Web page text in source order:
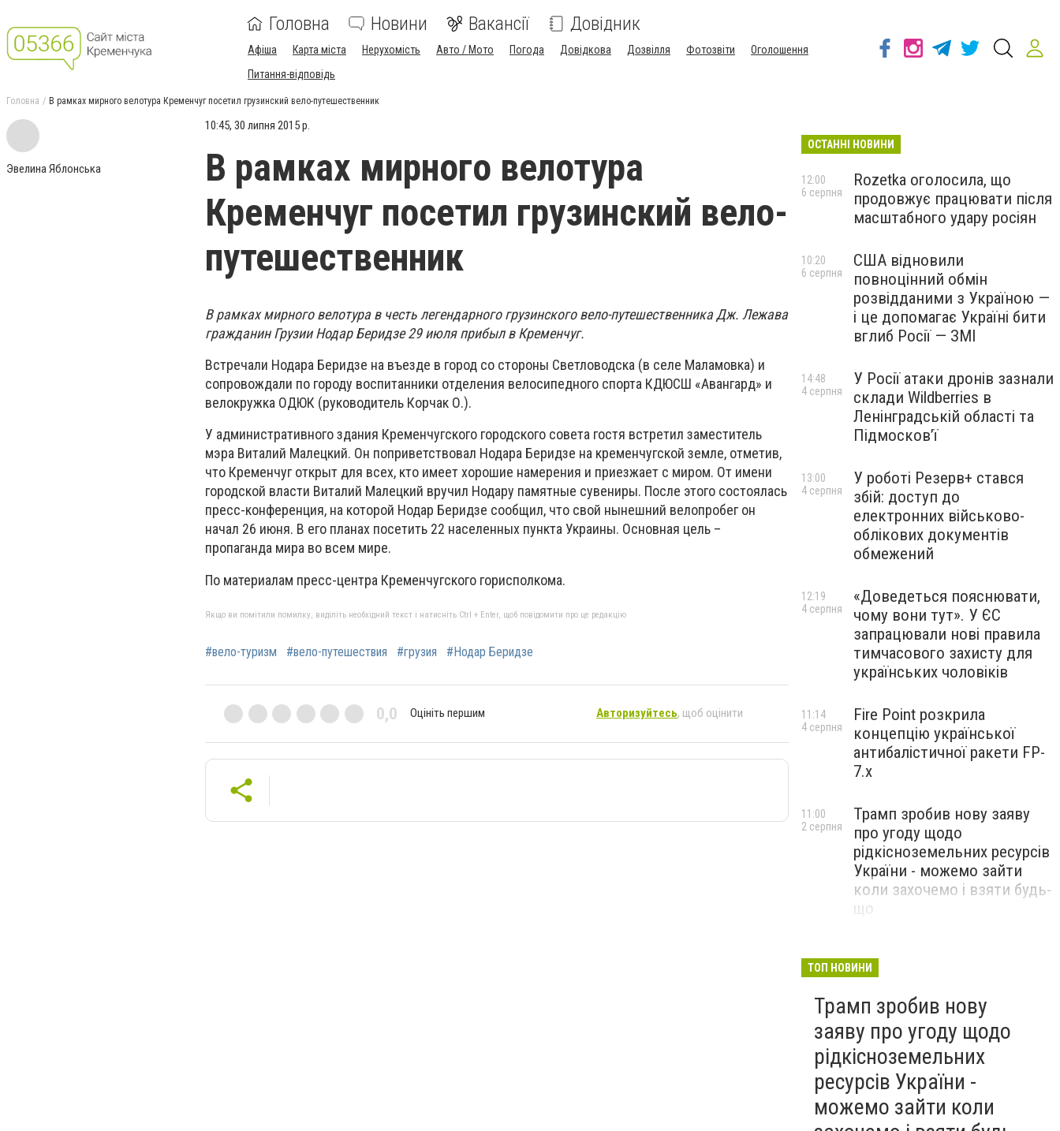
Головна Новини Вакансії Довідник
Афіша Карта міста Нерухомість Авто / Мото Погода Довідкова Дозвілля Фотозвіти
Оголошення
Питання-відповідь
Головна В рамках мирного велотура Кременчуг посетил грузинский вело-путешественник
Эвелина Яблонська
10:45, 30 липня 2015 р.
В рамках мирного велотура
Кременчуг посетил грузинский вело-
путешественник
В рамках мирного велотура в честь легендарного грузинского вело-путешественника Дж. Лежава
гражданин Грузии Нодар Беридзе 29 июля прибыл в Кременчуг.
Встречали Нодара Беридзе на въезде в город со стороны Светловодска (в селе Маламовка) и
сопровождали по городу воспитанники отделения велосипедного спорта КДЮСШ «Авангард» и
велокружка ОДЮК (руководитель Корчак О.).
У административного здания Кременчугского городского совета гостя встретил заместитель
мэра Виталий Малецкий. Он поприветствовал Нодара Беридзе на кременчугской земле, отметив,
что Кременчуг открыт для всех, кто имеет хорошие намерения и приезжает с миром. От имени
городской власти Виталий Малецкий вручил Нодару памятные сувениры. После этого состоялась
пресс-конференция, на которой Нодар Беридзе сообщил, что свой нынешний велопробег он
начал 26 июня. В его планах посетить 22 населенных пункта Украины. Основная цель –
пропаганда мира во всем мире.
По материалам пресс-центра Кременчугского горисполкома.
Якщо ви помітили помилку, виділіть необхідний текст і натисніть Ctrl + Enter, щоб повідомити про це редакцію
#вело-туризм #вело-путешествия #грузия #Нодар Беридзе
0,0 Оцініть першим Авторизуйтесь, щоб оцінити
ОСТАННІ НОВИНИ
Rozetka оголосила, що
продовжує працювати після
масштабного удару росіян
12:00
6 серпня
США відновили
повноцінний обмін
розвідданими з Україною —
і це допомагає Україні бити
вглиб Росії — ЗМІ
10:20
6 серпня
У Росії атаки дронів зазнали
склади Wildberries в
Ленінградській області та
Підмосков’ї
14:48
4 серпня
У роботі Резерв+ стався
збій: доступ до
електронних військово-
облікових документів
обмежений
13:00
4 серпня
«Доведеться пояснювати,
чому вони тут». У ЄС
запрацювали нові правила
тимчасового захисту для
українських чоловіків
12:19
4 серпня
Fire Point розкрила
концепцію української
антибалістичної ракети FP-
7.x
11:14
4 серпня
Трамп зробив нову заяву
про угоду щодо
рідкісноземельних ресурсів
України - можемо зайти
коли захочемо і взяти будь-
що
11:00
2 серпня
призов”: ДБР проводить
ТЦК по всій Україні
31 липня
ТОП НОВИНИ
Трамп зробив нову
заяву про угоду щодо
рідкісноземельних
ресурсів України -
можемо зайти коли